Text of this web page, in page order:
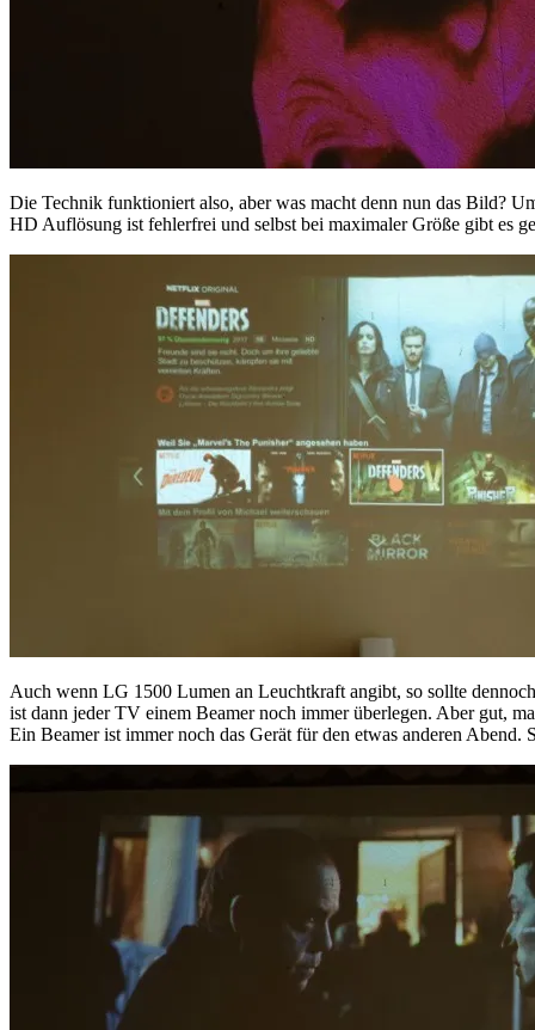
Die Technik funktioniert also, aber was macht denn nun das Bild?
HD Auflösung ist fehlerfrei und selbst bei maximaler Größe gibt es
Auch wenn LG 1500 Lumen an Leuchtkraft angibt, so sollte
ist dann jeder TV einem Beamer noch immer überlegen. Aber gut,
Ein Beamer ist immer noch das Gerät für den etwas anderen